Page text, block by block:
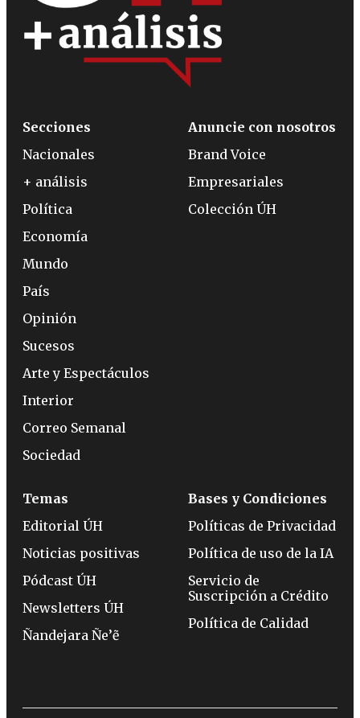
Secciones
Nacionales
+ análisis
Política
Economía
Mundo
País
Opinión
Sucesos
Arte y Espectáculos
Interior
Correo Semanal
Sociedad
Anuncie con nosotros
Brand Voice
Empresariales
Colección ÚH
Temas
Editorial ÚH
Noticias positivas
Pódcast ÚH
Newsletters ÚH
Ñandejara Ñe’ẽ
Bases y Condiciones
Políticas de Privacidad
Política de uso de la IA
Servicio de
Suscripción a Crédito
Política de Calidad